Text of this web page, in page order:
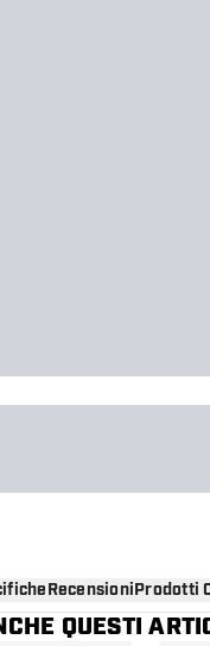
RecensioniProdotti
QUESTI